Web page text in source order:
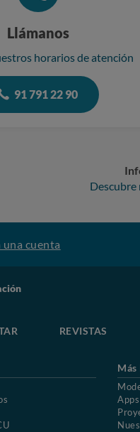
Llámanos
horarios de atención
91 791 22 90
Descubre
una cuenta
REVISTAS
Apps